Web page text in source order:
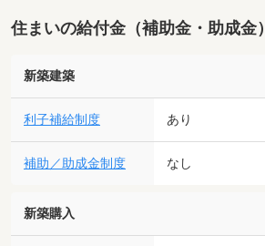
住まいの給付金（補助金・助成金）
新築建築
利子補給制度 あり
補助／助成金制度 なし
新築購入